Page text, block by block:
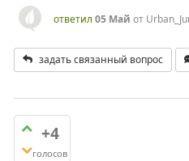
ответил 05 Май от
задать связанный вопрос
+4
голосов